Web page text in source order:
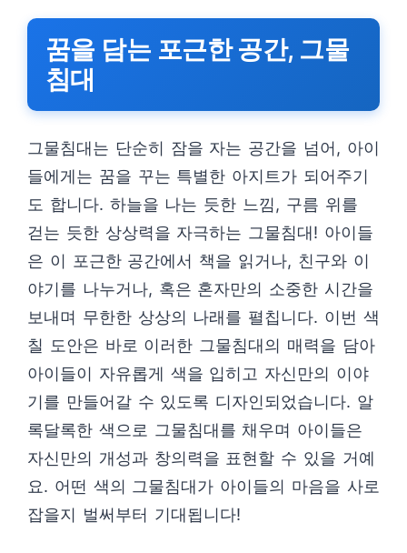
꿈을 담는 포근한 공간, 그물
침대
그물침대는 단순히 잠을 자는 공간을 넘어, 아이
들에게는 꿈을 꾸는 특별한 아지트가 되어주기
도 합니다. 하늘을 나는 듯한 느낌, 구름 위를
걷는 듯한 상상력을 자극하는 그물침대! 아이들
은 이 포근한 공간에서 책을 읽거나, 친구와 이
야기를 나누거나, 혹은 혼자만의 소중한 시간을
보내며 무한한 상상의 나래를 펼칩니다. 이번 색
칠 도안은 바로 이러한 그물침대의 매력을 담아
아이들이 자유롭게 색을 입히고 자신만의 이야
기를 만들어갈 수 있도록 디자인되었습니다. 알
록달록한 색으로 그물침대를 채우며 아이들은
자신만의 개성과 창의력을 표현할 수 있을 거예
요. 어떤 색의 그물침대가 아이들의 마음을 사로
잡을지 벌써부터 기대됩니다!